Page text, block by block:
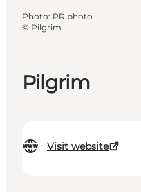
Pilgrim
Visit website
Photo: PR photo
© Pilgrim